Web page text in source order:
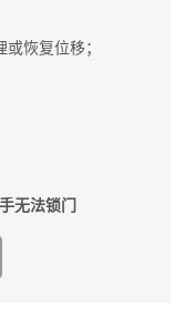
恢复位移；
无法锁门